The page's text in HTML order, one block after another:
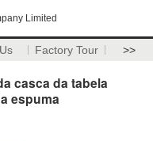
Limited
Factory Tour >>
casca da tabela
espuma